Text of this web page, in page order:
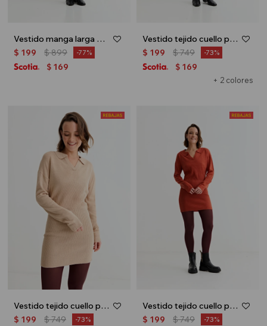
Vestido manga larga midi - Verde oliva
$ 199 $899 77
$ 169
Vestido tejido cuello polo - Verde oliva
+ 2 colores
$ 199 $749 73
$ 169
Vestido tejido cuello polo - Beige
$ 199 $749 73
Vestido tejido cuello polo - Lacre
$ 199 $749 73